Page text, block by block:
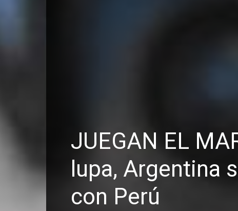
JUEGAN EL
lupa, Argentina
con Perú